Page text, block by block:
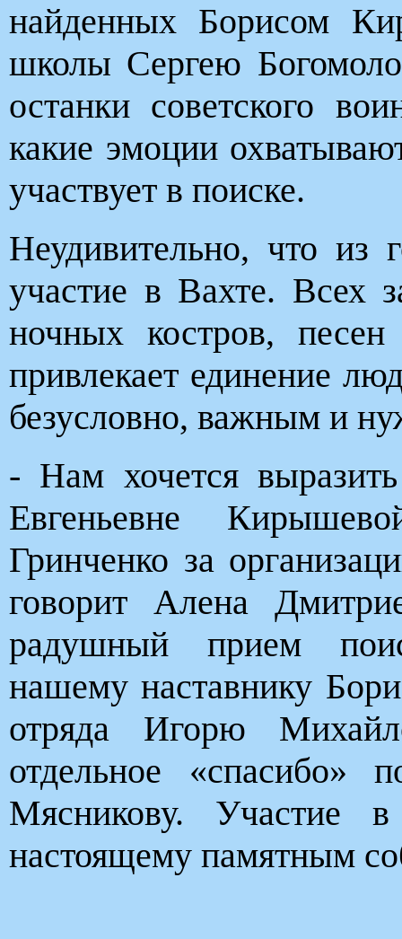
найденных Борисом
школы Сергею
останки советского
какие эмоции
участвует в поиске.
Неудивительно, что из
участие в Вахте. Всех
ночных костров,
привлекает единение
безусловно, важным и
- Нам хочется
Евгеньевне
Гринченко за
говорит Алена
радушный прием
нашему наставнику
отряда Игорю
отдельное «спасибо»
Мясникову. Участие
настоящему памятным